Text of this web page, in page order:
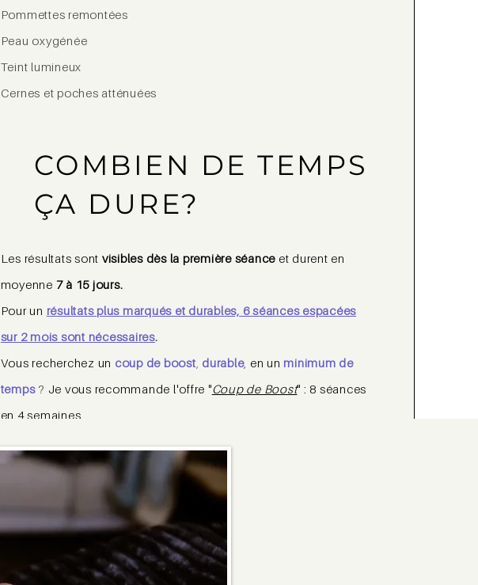
Pommettes remontées
Peau oxygénée
Teint lumineux
Cernes et poches atténuées
COMBIEN DE TEMPS
ÇA DURE?
Les résultats sont visibles dès la première séance et durent en
moyenne 7 à 15 jours.
Pour un résultats plus marqués et durables, 6 séances espacées
sur 2 mois sont nécessaires.
Vous recherchez un coup de boost durable, en un minimum de
temps? Je vous recommande l'offre "Coup de Boost" : 8 séances
en 4 semaines.